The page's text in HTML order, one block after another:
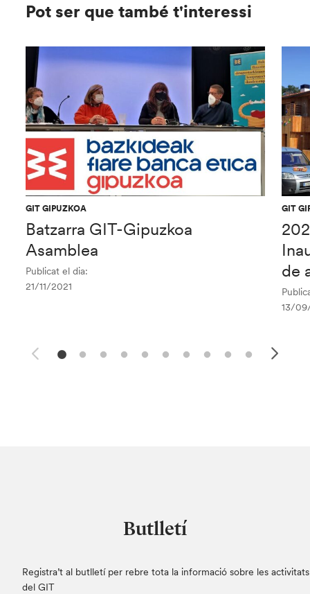
Pot ser que també t'interessi
GIT GIPUZKOA
Batzarra GIT-Gipuzkoa
Asamblea
Publicat el dia:
21/11/2021
GIT
de
13/
Butlletí
Registra’t al butlletí per rebre tota la informació sobre les activitats
del GIT